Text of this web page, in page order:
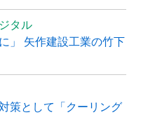
タル
」 矢作建設工業の竹下
策として「クーリング